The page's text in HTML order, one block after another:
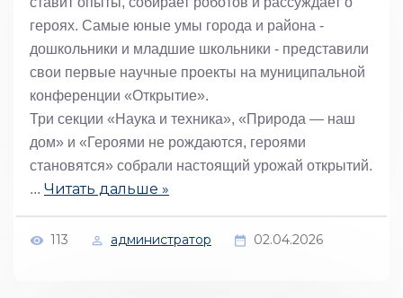
героях. Самые юные умы города и района -
дошкольники и младшие школьники - представили
свои первые научные проекты на муниципальной
конференции «Открытие».
Три секции «Наука и техника», «Природа — наш
дом» и «Героями не рождаются, героями
становятся» собрали настоящий урожай открытий.
... Читать дальше »
113 администратор 02.04.2026